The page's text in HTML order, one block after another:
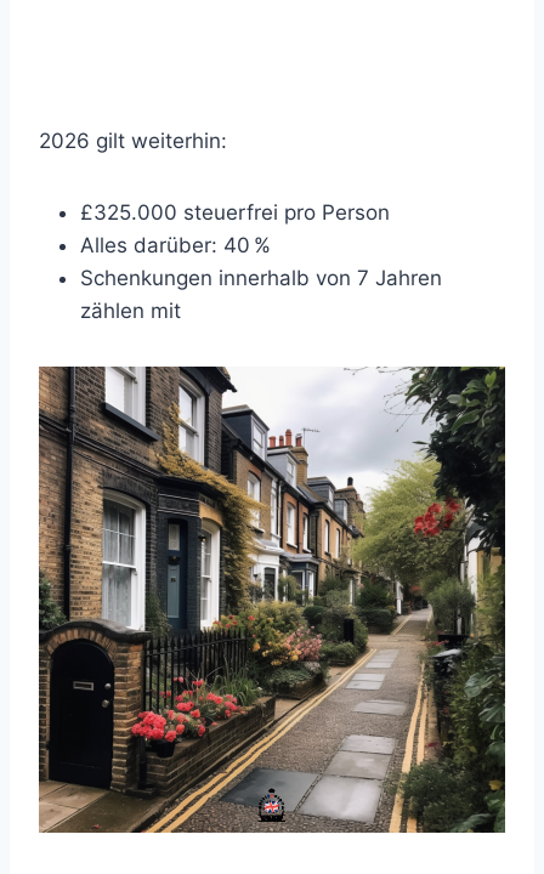
2026 gilt weiterhin:
£325.000 steuerfrei pro Person
Alles darüber: 40 %
Schenkungen innerhalb von 7 Jahren
zählen mit